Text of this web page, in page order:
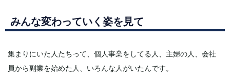
みんな変わっていく姿を見て
集まりにいた人たちって、個人事業をしてる人、主婦の人、会社
員から副業を始めた人、いろんな人がいたんです。